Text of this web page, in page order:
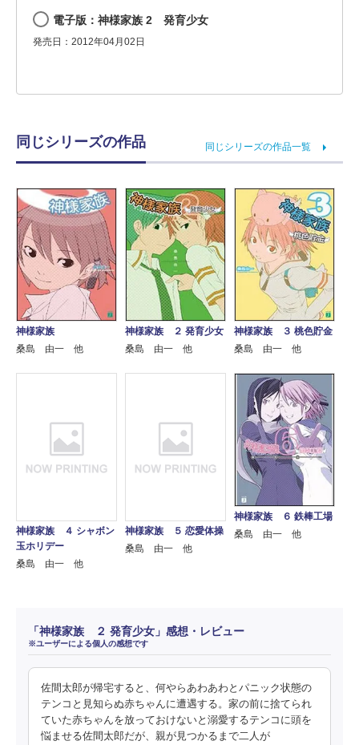
電子版：神様家族 2 発育少女
発売日：2012年04月02日
同じシリーズの作品 同じシリーズの作品一覧
神様家族
桑島 由一 他
神様家族 ２ 発育少女
桑島 由一 他
神様家族 ３ 桃色貯金
桑島 由一 他
神様家族 ４ シャボン
玉ホリデー
桑島 由一 他
神様家族 ５ 恋愛体操
桑島 由一 他
神様家族 ６ 鉄棒工場
桑島 由一 他
「神様家族 ２ 発育少女」感想・レビュー
※ユーザーによる個人の感想です
佐間太郎が帰宅すると、何やらあわあわとパニック状態の
テンコと見知らぬ赤ちゃんに遭遇する。家の前に捨てられ
ていた赤ちゃんを放っておけないと溺愛するテンコに頭を
悩ませる佐間太郎だが、親が見つかるまで二人が